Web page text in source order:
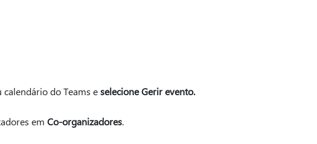
do Teams eselecione Gerir evento.
em Co-organizadores.